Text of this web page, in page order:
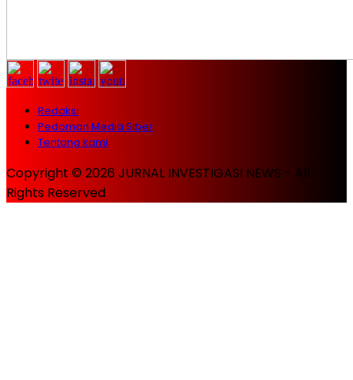
Redaksi
Pedoman Media Siber
Tentang kami
Copyright © 2026 JURNAL INVESTIGASI NEWS - All
Rights Reserved